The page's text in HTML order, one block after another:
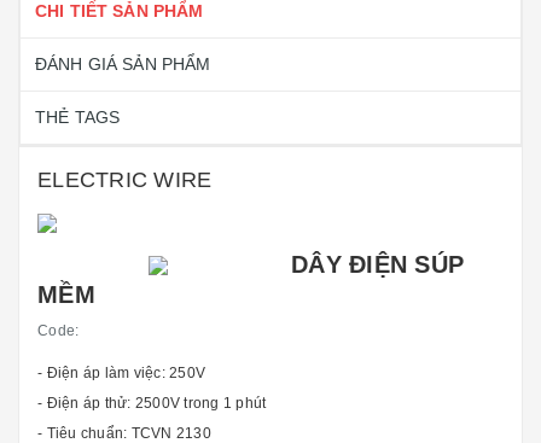
CHI TIẾT SẢN PHẨM
ĐÁNH GIÁ SẢN PHẨM
THẺ TAGS
ELECTRIC WIRE
DÂY ĐIỆN SÚP
MỀM
Code:
- Điện áp làm việc: 250V
- Điện áp thử: 2500V trong 1 phút
- Tiêu chuẩn: TCVN 2130